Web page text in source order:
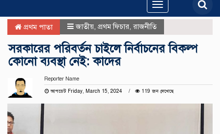
Toggle
navigation
প্রথম পাতা জাতীয় প্রথম ফিচার রাজনীতি
সরকারের পরিবর্তন চাইলে নির্বাচনের বিকল্প
কোনো ব্যবস্থা নেই: কাদের
Reporter Name
আপডেট Friday, March 15, 2024
119 জন দেখেছে